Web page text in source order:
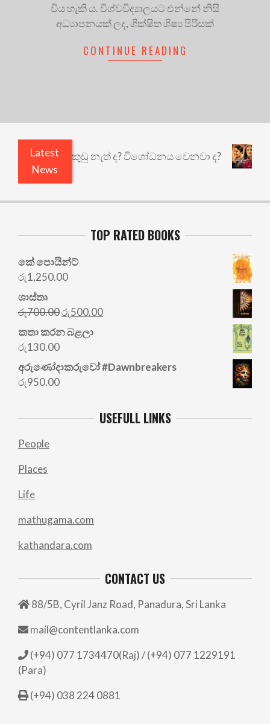
විය හැකි ය. විශ්වවිද්‍යාලයට එන්නේ නිසි
අධ්‍යාපනයක් ලද, ශික්ෂිත ශිෂ්‍ය පිරිසක්
CONTINUE READING
Latest
News
ඇතුළෙයි කුඩු නැත් ද? විශෝධනය වෙනවා ද?
TOP RATED BOOKS
කේ පොයින්ට්
රු1,250.00
ශාස්තෘ
රු700.00Original
price
was:
රු500.00Current
කතා කරන බළලා
රු130.00
අරු‍ණෝදාකරුවෝ #Dawnbreakers
රු950.00
USEFULL LINKS
People
Places
Life
mathugama.com
kathandara.com
CONTACT US
88/5B, Cyril Janz Road, Panadura, Sri Lanka
mail@contentlanka.com
(+94) 077 1734470(Raj) / (+94) 077 1229191
(Para)
(+94) 038 224 0881